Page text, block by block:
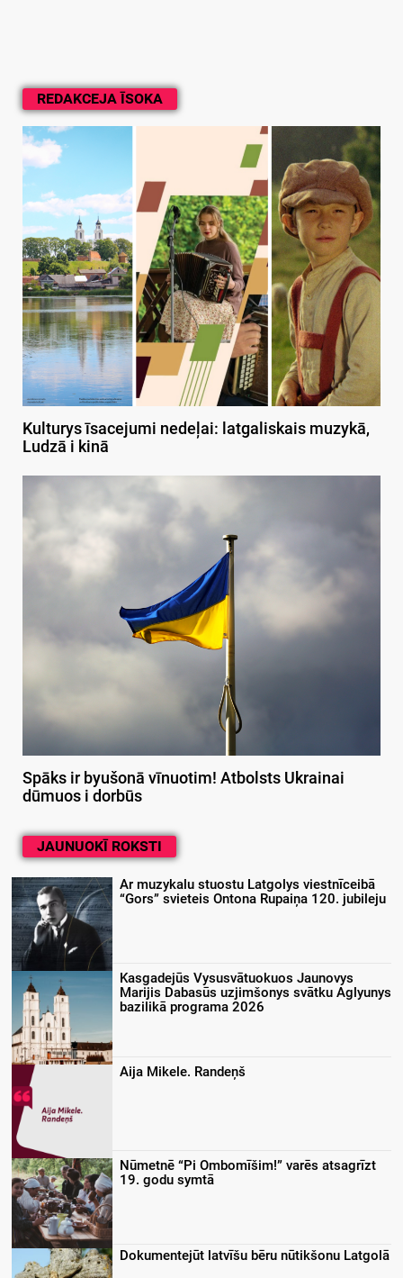
REDAKCEJA ĪSOKA
Kulturys īsacejumi nedeļai: latgaliskais muzykā,
Ludzā i kinā
Spāks ir byušonā vīnuotim! Atbolsts Ukrainai
dūmuos i dorbūs
JAUNUOKĪ ROKSTI
Ar muzykalu stuostu Latgolys viestnīceibā
“Gors” svieteis Ontona Rupaiņa 120. jubileju
Kasgadejūs Vysusvātuokuos Jaunovys
Marijis Dabasūs uzjimšonys svātku Aglyunys
bazilikā programa 2026
Aija Mikele. Randeņš
Nūmetnē “Pi Ombomīšim!” varēs atsagrīzt
19. godu symtā
Dokumentejūt latvīšu bēru nūtikšonu Latgolā